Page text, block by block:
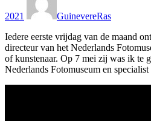
2021
GuinevereRas
Iedere eerste vrijdag van de maand
directeur van het Nederlands
of kunstenaar. Op 7 mei zij was ik te
Nederlands Fotomuseum en